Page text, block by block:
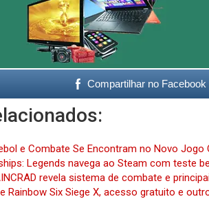
Compartilhar no Facebook
e Combate Se Encontram no Novo Jogo
Legends navega ao Steam com teste
revela sistema de combate e
Rainbow Six Siege X, acesso gratuito e